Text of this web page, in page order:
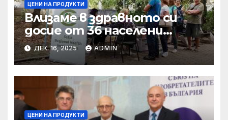
ЦЕНИ НА ПРОДУКТИ
Влизаме в здравното си
досие от 36 населени
места • МЗ
ДЕК. 16, 2025 ADMIN
ЦЕНИ НА ПРОДУКТИ